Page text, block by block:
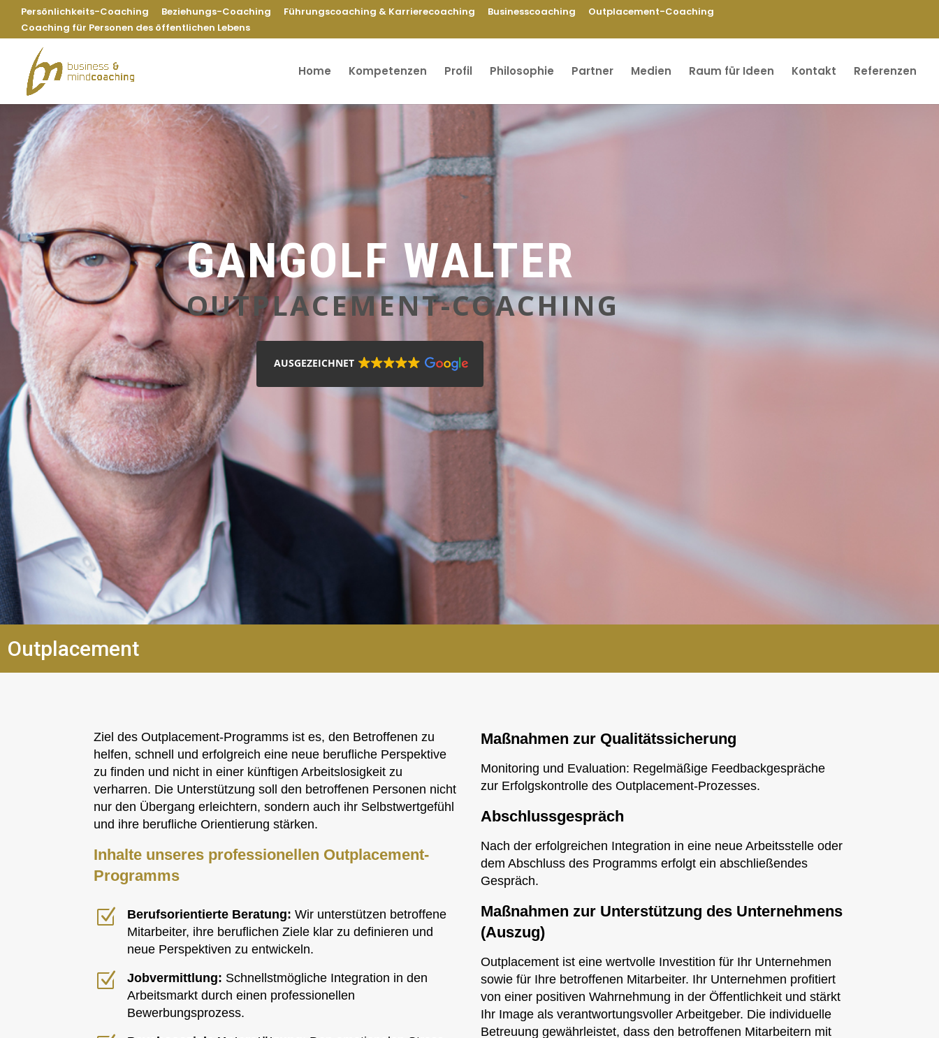
Persönlichkeits-Coaching Beziehungs-Coaching Führungscoaching & Karrierecoaching Businesscoaching
Outplacement-Coaching
Coaching für Personen des öffentlichen Lebens
Home Kompetenzen Profil Philosophie Partner Medien Raum für Ideen Kontakt Referenzen
GANGOLF WALTER
OUTPLACEMENT-COACHING
AUSGEZEICHNET
Outplacement
Ziel des Outplacement-Programms ist es, den Betroffenen zu
helfen, schnell und erfolgreich eine neue berufliche Perspektive
zu finden und nicht in einer künftigen Arbeitslosigkeit zu
verharren. Die Unterstützung soll den betroffenen Personen nicht
nur den Übergang erleichtern, sondern auch ihr Selbstwertgefühl
und ihre berufliche Orientierung stärken.
Inhalte unseres professionellen Outplacement-
Programms
Z Berufsorientierte Beratung: Wir unterstützen betroffene
Mitarbeiter, ihre beruflichen Ziele klar zu definieren und
neue Perspektiven zu entwickeln.
Z Jobvermittlung: Schnellstmögliche Integration in den
Arbeitsmarkt durch einen professionellen
Bewerbungsprozess.
Maßnahmen zur Qualitätssicherung
Monitoring und Evaluation: Regelmäßige Feedbackgespräche
zur Erfolgskontrolle des Outplacement-Prozesses.
Abschlussgespräch
Nach der erfolgreichen Integration in eine neue Arbeitsstelle oder
dem Abschluss des Programms erfolgt ein abschließendes
Gespräch.
Maßnahmen zur Unterstützung des Unternehmens
(Auszug)
Outplacement ist eine wertvolle Investition für Ihr Unternehmen
sowie für Ihre betroffenen Mitarbeiter. Ihr Unternehmen profitiert
von einer positiven Wahrnehmung in der Öffentlichkeit und stärkt
Ihr Image als verantwortungsvoller Arbeitgeber. Die individuelle
Betreuung gewährleistet, dass den betroffenen Mitarbeitern mit